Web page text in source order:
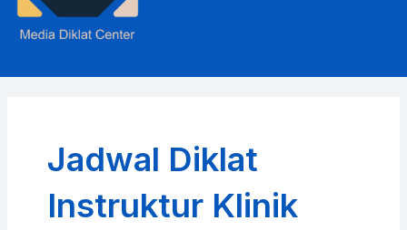
Jadwal Diklat
Instruktur Klinik